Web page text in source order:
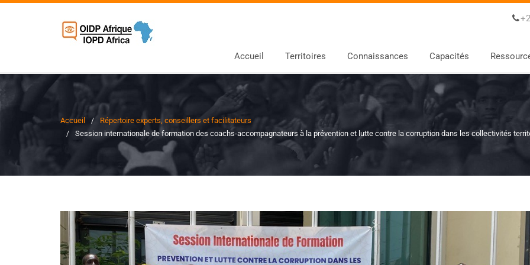
Accueil Territoires Connaissances Capacités
Accueil
Répertoire experts, conseillers et facilitateurs
Session internationale de formation des coachs-accompagnateurs à la prévention et lutte contre la corruption dans les collectivités